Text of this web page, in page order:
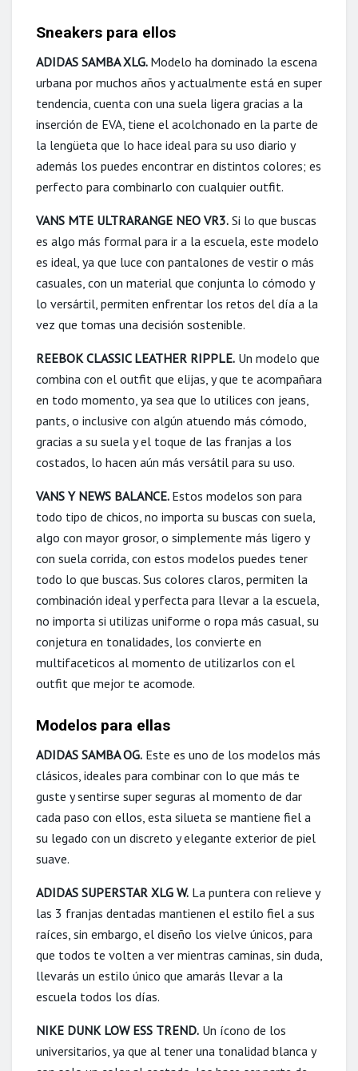
Sneakers para ellos
ADIDAS SAMBA XLG. Modelo ha dominado la escena
urbana por muchos años y actualmente está en super
tendencia, cuenta con una suela ligera gracias a la
inserción de EVA, tiene el acolchonado en la parte de
la lengüeta que lo hace ideal para su uso diario y
además los puedes encontrar en distintos colores; es
perfecto para combinarlo con cualquier outfit.
VANS MTE ULTRARANGE NEO VR3. Si lo que buscas
es algo más formal para ir a la escuela, este modelo
es ideal, ya que luce con pantalones de vestir o más
casuales, con un material que conjunta lo cómodo y
lo versártil, permiten enfrentar los retos del día a la
vez que tomas una decisión sostenible.
REEBOK CLASSIC LEATHER RIPPLE. Un modelo que
combina con el outfit que elijas, y que te acompañara
en todo momento, ya sea que lo utilices con jeans,
pants, o inclusive con algún atuendo más cómodo,
gracias a su suela y el toque de las franjas a los
costados, lo hacen aún más versátil para su uso.
VANS Y NEWS BALANCE. Estos modelos son para
todo tipo de chicos, no importa su buscas con suela,
algo con mayor grosor, o simplemente más ligero y
con suela corrida, con estos modelos puedes tener
todo lo que buscas. Sus colores claros, permiten la
combinación ideal y perfecta para llevar a la escuela,
no importa si utilizas uniforme o ropa más casual, su
conjetura en tonalidades, los convierte en
multifaceticos al momento de utilizarlos con el
outfit que mejor te acomode.
Modelos para ellas
ADIDAS SAMBA OG. Este es uno de los modelos más
clásicos, ideales para combinar con lo que más te
guste y sentirse super seguras al momento de dar
cada paso con ellos, esta silueta se mantiene fiel a
su legado con un discreto y elegante exterior de piel
suave.
ADIDAS SUPERSTAR XLG W. La puntera con relieve y
las 3 franjas dentadas mantienen el estilo fiel a sus
raíces, sin embargo, el diseño los vielve únicos, para
que todos te volten a ver mientras caminas, sin duda,
llevarás un estilo único que amarás llevar a la
escuela todos los días.
NIKE DUNK LOW ESS TREND. Un ícono de los
universitarios, ya que al tener una tonalidad blanca y